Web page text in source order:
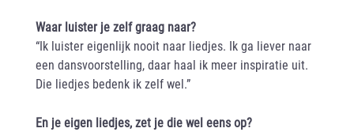
Waar luister je zelf graag naar?
“Ik luister eigenlijk nooit naar liedjes. Ik ga liever naar
een dansvoorstelling, daar haal ik meer inspiratie uit.
Die liedjes bedenk ik zelf wel.”
En je eigen liedjes, zet je die wel eens op?